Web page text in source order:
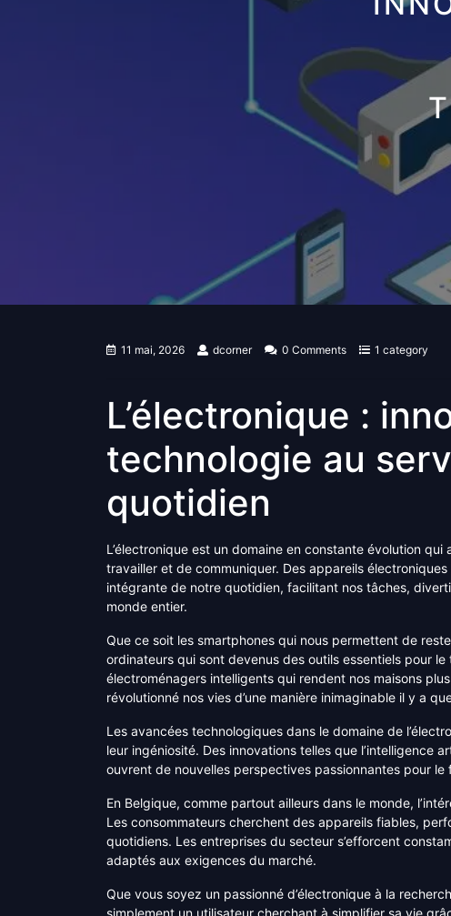
11 mai, 2026 dcorner 0 Comments 1 category
L’électronique :
technologie au
quotidien
L’électronique est un domaine en constante évolution
travailler et de communiquer. Des appareils
intégrante de notre quotidien, facilitant nos tâches,
monde entier.
Que ce soit les smartphones qui nous permettent de
ordinateurs qui sont devenus des outils essentiels pour
électroménagers intelligents qui rendent nos maisons
révolutionné nos vies d’une manière inimaginable il y a
Les avancées technologiques dans le domaine de
leur ingéniosité. Des innovations telles que l’intelligence
ouvrent de nouvelles perspectives passionnantes pour
En Belgique, comme partout ailleurs dans le monde,
Les consommateurs cherchent des appareils fiables,
quotidiens. Les entreprises du secteur s’efforcent
adaptés aux exigences du marché.
Que vous soyez un passionné d’électronique à la